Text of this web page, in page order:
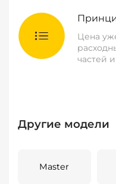
Цена
частей
Другие модели
Master